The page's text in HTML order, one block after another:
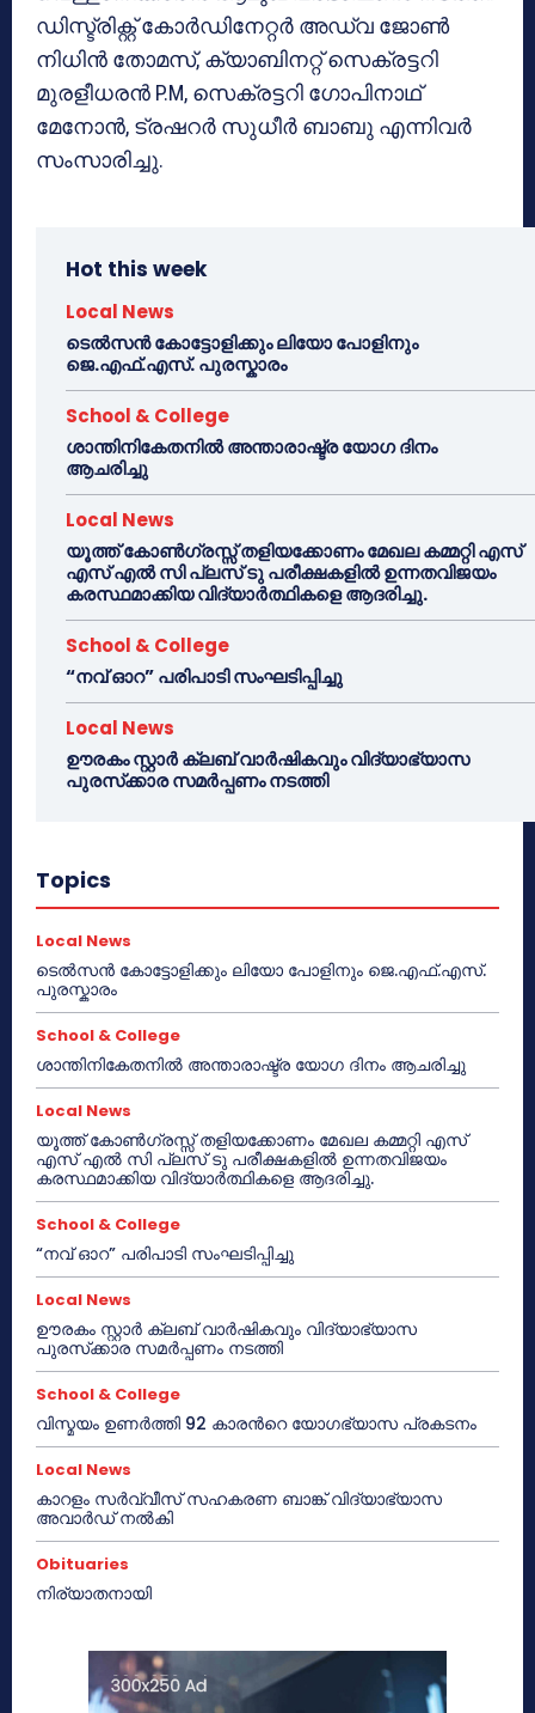
ഡിസ്ട്രിക്റ്റ് കോർഡിനേറ്റർ അഡ്വ ജോൺ
നിധിൻ തോമസ്, ക്യാബിനറ്റ് സെക്രട്ടറി
മുരളീധരൻ P.M, സെക്രട്ടറി ഗോപിനാഥ്
മേനോൻ, ട്രഷറർ സുധീർ ബാബു എന്നിവർ
സംസാരിച്ചു.
Hot this week
Local News
ടെൽസൻ കോട്ടോളിക്കും ലിയോ പോളിനും
ജെ.എഫ്.എസ്. പുരസ്കാരം
School & College
ശാന്തിനികേതനിൽ അന്താരാഷ്ട്ര യോഗ ദിനം
ആചരിച്ചു
Local News
യൂത്ത് കോൺഗ്രസ്സ് തളിയക്കോണം മേഖല കമ്മറ്റി എസ്
എസ് എൽ സി പ്ലസ് ടു പരീക്ഷകളിൽ ഉന്നതവിജയം
കരസ്ഥമാക്കിയ വിദ്യാർത്ഥികളെ ആദരിച്ചു.
School & College
“നവ് ഓറ” പരിപാടി സംഘടിപ്പിച്ചു
Local News
ഊരകം സ്റ്റാർ ക്ലബ് വാർഷികവും വിദ്യാഭ്യാസ
പുരസ്‌ക്കാര സമർപ്പണം നടത്തി
Topics
Local News
ടെൽസൻ കോട്ടോളിക്കും ലിയോ പോളിനും ജെ.എഫ്.എസ്.
പുരസ്കാരം
School & College
ശാന്തിനികേതനിൽ അന്താരാഷ്ട്ര യോഗ ദിനം ആചരിച്ചു
Local News
യൂത്ത് കോൺഗ്രസ്സ് തളിയക്കോണം മേഖല കമ്മറ്റി എസ്
എസ് എൽ സി പ്ലസ് ടു പരീക്ഷകളിൽ ഉന്നതവിജയം
കരസ്ഥമാക്കിയ വിദ്യാർത്ഥികളെ ആദരിച്ചു.
School & College
“നവ് ഓറ” പരിപാടി സംഘടിപ്പിച്ചു
Local News
ഊരകം സ്റ്റാർ ക്ലബ് വാർഷികവും വിദ്യാഭ്യാസ
പുരസ്‌ക്കാര സമർപ്പണം നടത്തി
School & College
വിസ്മയം ഉണർത്തി 92 കാരൻറെ യോഗഭ്യാസ പ്രകടനം
Local News
കാറളം സർവ്വീസ് സഹകരണ ബാങ്ക് വിദ്യാഭ്യാസ
അവാർഡ് നൽകി
Obituaries
നിര്യാതനായി